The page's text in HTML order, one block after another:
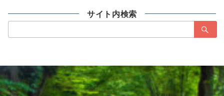
サイト内検索
索：